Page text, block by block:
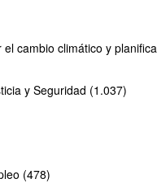
cambio climático y
y Seguridad (1.037)
(478)